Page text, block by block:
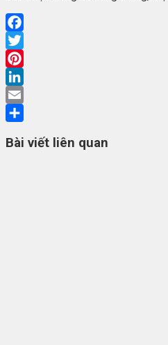
Facebook
Twitter
Pinterest
LinkedIn
Email
Bài viết liên quan